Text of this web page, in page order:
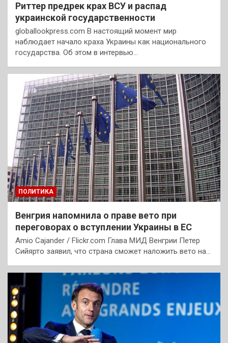
Риттер предрек крах ВСУ и распад
украинской государственности
globallookpress.com В настоящий момент мир
наблюдает начало краха Украины как национального
государства. Об этом в интервью…
ПОЛИТИКА
Венгрия напомнила о праве вето при
переговорах о вступлении Украины в ЕС
Amio Cajander / Flickr.com Глава МИД Венгрии Петер
Сийярто заявил, что страна сможет наложить вето на…